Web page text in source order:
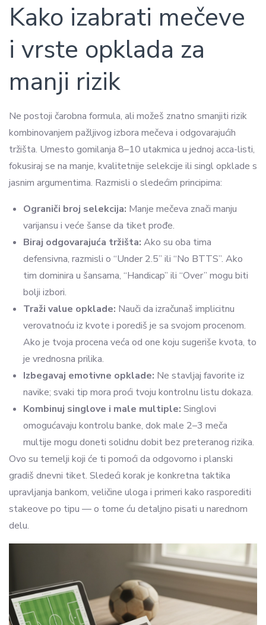
Kako izabrati mečeve
i vrste opklada za
manji rizik
Ne postoji čarobna formula, ali možeš znatno smanjiti rizik
kombinovanjem pažljivog izbora mečeva i odgovarajućih
tržišta. Umesto gomilanja 8–10 utakmica u jednoj acca-listi,
fokusiraj se na manje, kvalitetnije selekcije ili singl opklade s
jasnim argumentima. Razmisli o sledećim principima:
Ograniči broj selekcija: Manje mečeva znači manju
varijansu i veće šanse da tiket prođe.
Biraj odgovarajuća tržišta: Ako su oba tima
defensivna, razmisli o “Under 2.5” ili “No BTTS”. Ako
tim dominira u šansama, “Handicap” ili “Over” mogu biti
bolji izbori.
Traži value opklade: Nauči da izračunaš implicitnu
verovatnoću iz kvote i porediš je sa svojom procenom.
Ako je tvoja procena veća od one koju sugeriše kvota, to
je vrednosna prilika.
Izbegavaj emotivne opklade: Ne stavljaj favorite iz
navike; svaki tip mora proći tvoju kontrolnu listu dokaza.
Kombinuj singlove i male multiple: Singlovi
omogućavaju kontrolu banke, dok male 2–3 meča
multije mogu doneti solidnu dobit bez preteranog rizika.
Ovo su temelji koji će ti pomoći da odgovorno i planski
gradiš dnevni tiket. Sledeći korak je konkretna taktika
upravljanja bankom, veličine uloga i primeri kako rasporediti
stakeove po tipu — o tome ću detaljno pisati u narednom
delu.